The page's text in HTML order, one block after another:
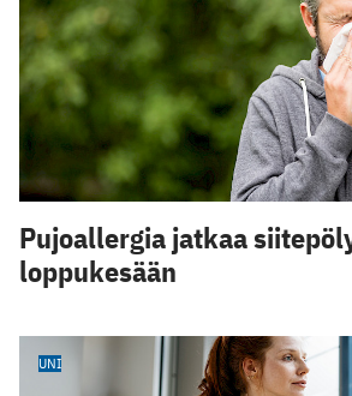
Pujoallergia jatkaa
loppukesään
UNI